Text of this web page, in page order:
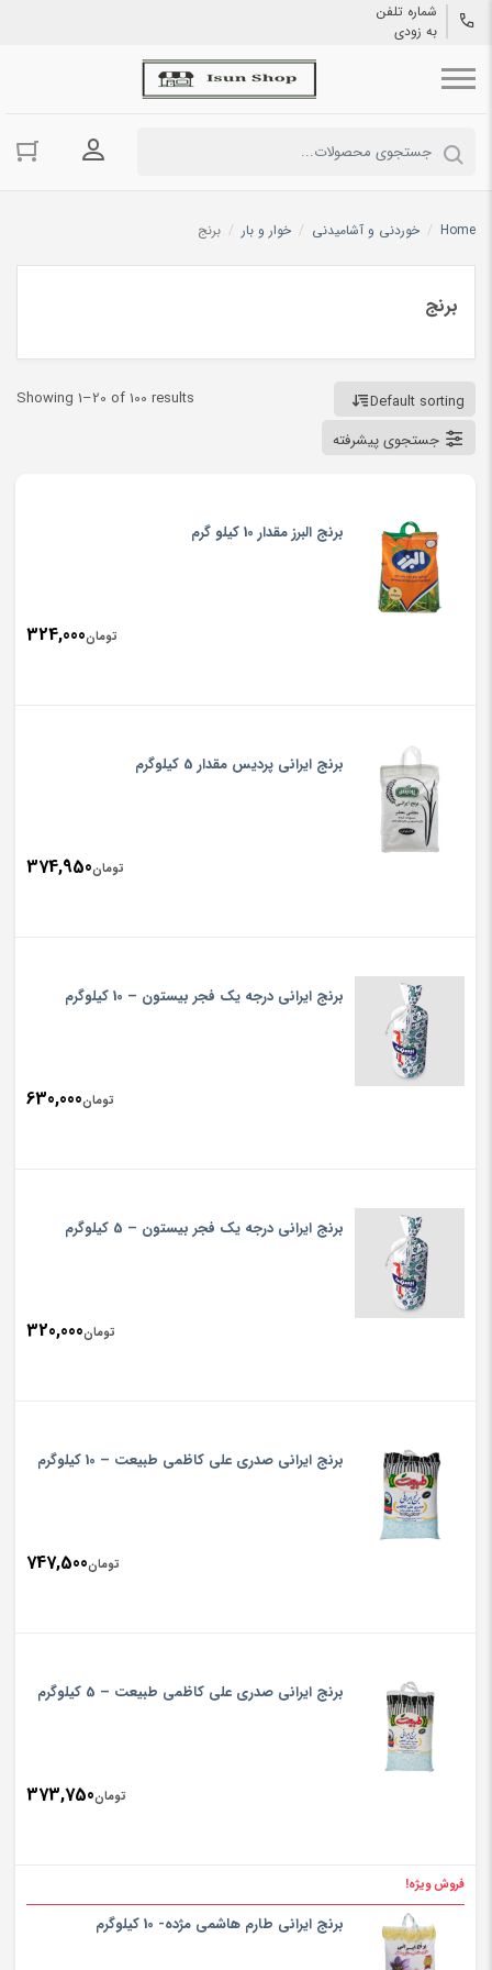
شماره تلفن
به زودی
ورود به
Home
/ خوردنی و آشامیدنی / خوار و بار / برنج
برنج
Showing 1–20 of 100 results
Default sorting
جستجوی پیشرفته
برنج البرز مقدار 10 کیلو گرم
تومان324,000
برنج ایرانی پردیس مقدار 5 کیلوگرم
تومان374,950
برنج ایرانی درجه یک فجر بیستون – 10 کیلوگرم
تومان630,000
برنج ایرانی درجه یک فجر بیستون – 5 کیلوگرم
تومان320,000
برنج ایرانی صدری علی کاظمی طبیعت – 10 کیلوگرم
تومان747,500
برنج ایرانی صدری علی کاظمی طبیعت – 5 کیلوگرم
تومان373,750
فروش ویژه!
برنج ایرانی طارم هاشمی مژده- 10 کیلوگرم